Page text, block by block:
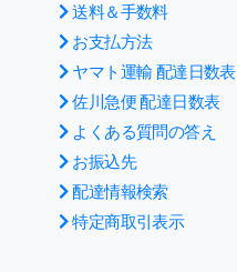
送料＆手数料
お支払方法
ヤマト運輸 配達日数表
佐川急便 配達日数表
よくある質問の答え
お振込先
配達情報検索
特定商取引表示